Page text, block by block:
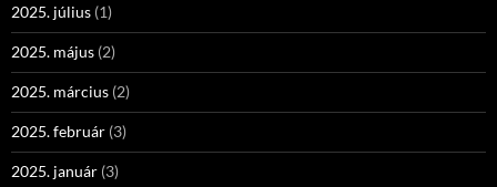
2025. július (1)
2025. május (2)
2025. március (2)
2025. február (3)
2025. január (3)